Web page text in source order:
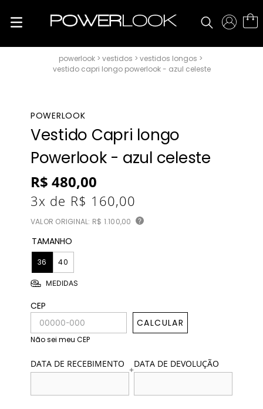
vestidos
vestidos longos
vestido capri longo powerlook - azul celeste
POWERLOOK
Vestido Capri longo
Powerlook - azul celeste
R$ 480,00
3x de R$ 160,00
VALOR ORIGINAL: R$ 1.100,00 ?
TAMANHO
36 40
MEDIDAS
CEP
CALCULAR
Não sei meu CEP
DATA DE RECEBIMENTO +DATA DE DEVOLUÇÃO